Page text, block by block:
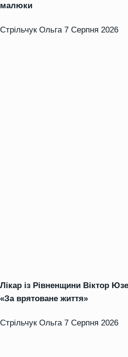
малюки
Стрільчук Ольга 7 Серпня 2026
Лікар із Рівненщини Віктор
«За врятоване життя»
Стрільчук Ольга 7 Серпня 2026